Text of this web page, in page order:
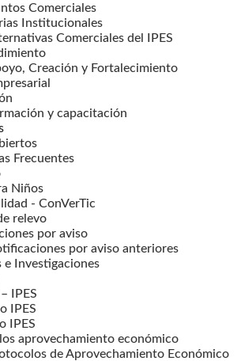
Comerciales
Institucionales
Comerciales del IPES
Creación y Fortalecimiento
y capacitación
Frecuentes
Niños
- ConVerTic
relevo
por aviso
por aviso anteriores
e Investigaciones
IPES
IPES
IPES
aprovechamiento económico
de Aprovechamiento Económico